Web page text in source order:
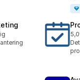
5,0
50